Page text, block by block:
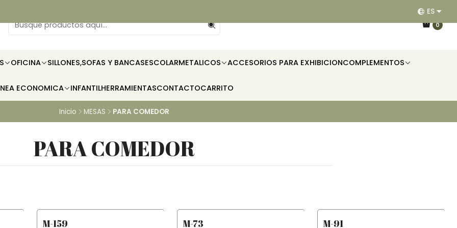
0
OFICINA SILLONES,SOFAS Y BANCASESCOLARMETALICOS ACCESORIOS PARA EXHIBICIONCOMPLEMENTOS
ECONOMICA INFANTILHERRAMIENTASCONTACTOCARRITO
EQUIPAMOS RESTAURANTES, HOTELES, OFICINAS E
ES
Inicio MESAS PARA COMEDOR
PARA COMEDOR
M-159 M-73 M-91